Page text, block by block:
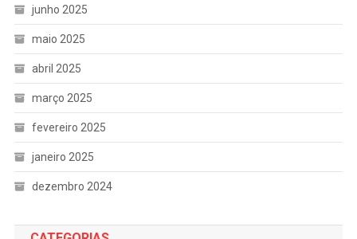
junho 2025
maio 2025
abril 2025
março 2025
fevereiro 2025
janeiro 2025
dezembro 2024